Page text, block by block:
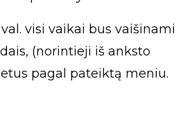
val. visi vaikai bus vaišinami
(norintieji iš anksto
pagal pateiktą meniu.